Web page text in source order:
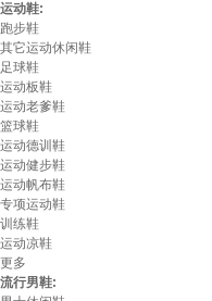
运动鞋:
跑步鞋
其它运动休闲鞋
足球鞋
运动板鞋
运动老爹鞋
篮球鞋
运动德训鞋
运动健步鞋
运动帆布鞋
专项运动鞋
训练鞋
运动凉鞋
更多
流行男鞋: